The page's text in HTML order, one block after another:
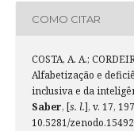
COMO CITAR
COSTA, A. A.;
Alfabetização e
inclusiva e da
Saber, [s. l.], v. 17,
10.5281/